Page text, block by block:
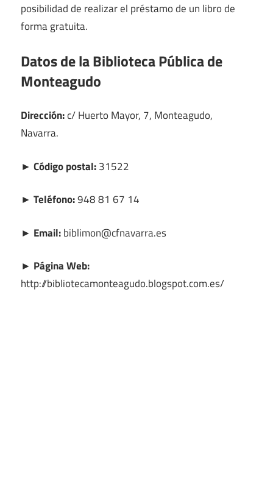
posibilidad de realizar el préstamo de un libro de
forma gratuita.
Datos de la Biblioteca Pública de
Monteagudo
Dirección:c/ Huerto Mayor, 7, Monteagudo,
Navarra.
► Código postal:31522
► Teléfono:948 81 67 14
► Email:biblimon@cfnavarra.es
► Página Web:
http://bibliotecamonteagudo.blogspot.com.es/